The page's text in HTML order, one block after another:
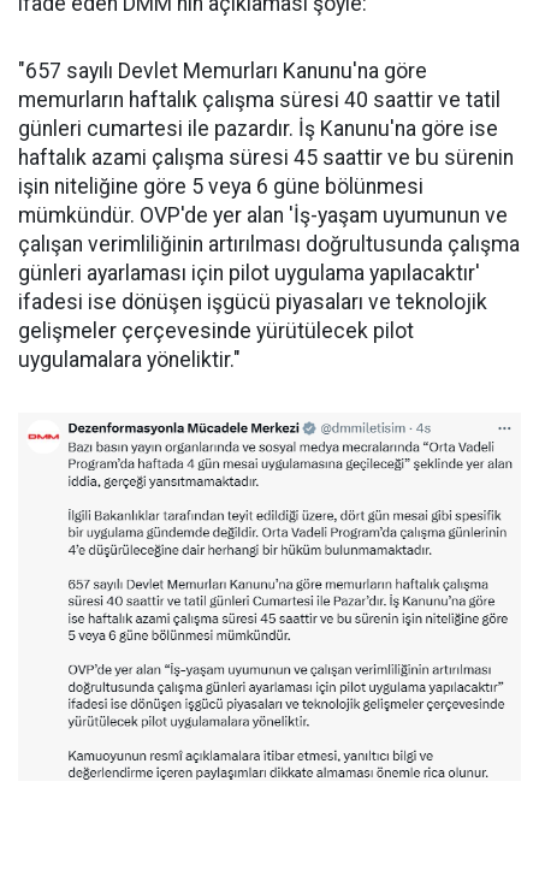
"657 sayılı Devlet Memurları Kanunu'na göre
memurların haftalık çalışma süresi 40 saattir ve tatil
günleri cumartesi ile pazardır. İş Kanunu'na göre ise
haftalık azami çalışma süresi 45 saattir ve bu sürenin
işin niteliğine göre 5 veya 6 güne bölünmesi
mümkündür. OVP'de yer alan 'İş-yaşam uyumunun ve
çalışan verimliliğinin artırılması doğrultusunda çalışma
günleri ayarlaması için pilot uygulama yapılacaktır'
ifadesi ise dönüşen işgücü piyasaları ve teknolojik
gelişmeler çerçevesinde yürütülecek pilot
uygulamalara yöneliktir."